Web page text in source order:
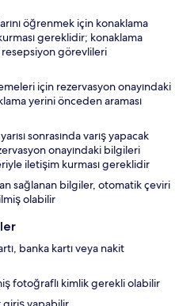
öğrenmek için konaklama
gereklidir; konaklama
resepsiyon görevlileri
için rezervasyon onayındaki
yerini önceden araması
sonrasında varış yapacak
onayındaki bilgileri
iletişim kurması gereklidir
sağlanan bilgiler, otomatik çeviri
olabilir
banka kartı veya nakit
fotoğraflı kimlik gerekli olabilir